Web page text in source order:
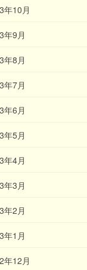
年10月
年9月
年8月
年7月
年6月
年5月
年4月
年3月
年2月
年1月
年12月